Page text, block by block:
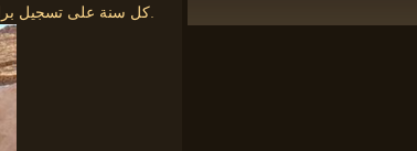
كل سنة على تسجيل برامج وعمليات ترميمها وصيانتها.